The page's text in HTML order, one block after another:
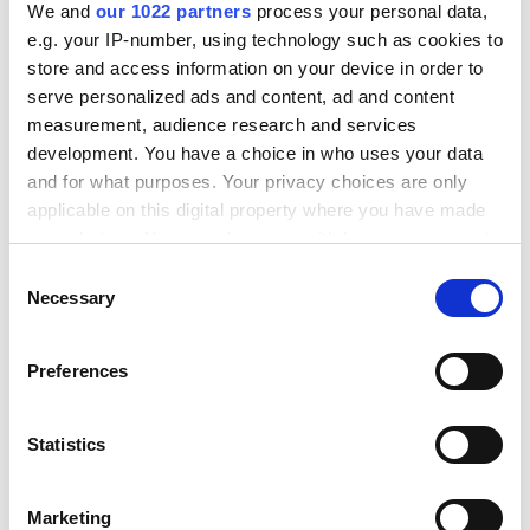
We and our 1022 partners process your personal data,
e.g. your IP-number, using technology such as cookies to
store and access information on your device in order to
serve personalized ads and content, ad and content
measurement, audience research and services
development. You have a choice in who uses your data
and for what purposes. Your privacy choices are only
applicable on this digital property where you have made
your choices. You can change or withdraw your consent
the Privacy trigger icon.
Collect information about your geographical location
Identify your device by actively scanning it for
Find out more about how your personal data is processed
Selection
Necessary
Preferences
Statistics
Marketing
Alumio nyheter
Alumio säkrar strategiska investeringar
från Lexar Partners för att påskynda
Detta strategiska partnerskap stärker vårt ömsesidiga engagemang